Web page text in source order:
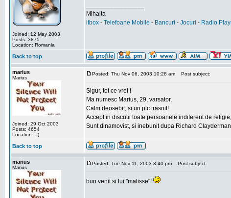
Joined: 12 May 2003
Posts: 3875
Location: Romania
Mihaita
itbox - Telefoane Mobile - Bancuri - Jocuri - Radio
Back to top
marius
Marius
Joined: 29 Oct 2003
Posts: 4654
Location: :-)
Posted: Thu Nov 06, 2003 10:28 am Post subject:
Sigur, tot ce vrei !
Ma numesc Marius, 29, varsator,
Calm deosebit, si un pic trasnit!
Accept in discutii toate persoanele indiferent de
Sunt dinamovist, si inebunit dupa Richard Clayderman
Back to top
marius
Marius
Posted: Tue Nov 11, 2003 3:40 pm Post subject:
bun venit si lui "malisse"!